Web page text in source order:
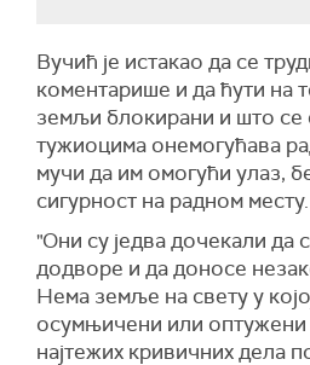
Вучић је истакао да се
коментарише и да ћути на
земљи блокирани и што се
тужиоцима онемогућава
мучи да им омогући улаз,
сигурност на радном месту.
"Они су једва дочекали да
додворе и да доносе
Нема земље на свету у
осумњичени или
најтежих кривичних дела